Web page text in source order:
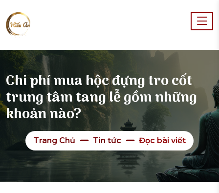
Chi phí mua hộc đựng tro cốt
trung tâm tang lễ gồm những
khoản nào?
Trang Chủ Tin tức Đọc bài viết